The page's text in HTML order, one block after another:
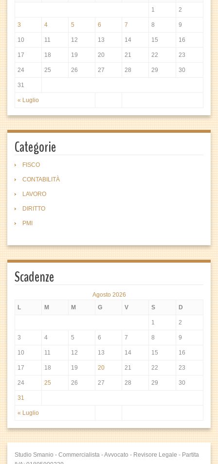
« Luglio
1 2
3 4 5 6 7 8 9
10 11 12 13 14 15 16
17 18 19 20 21 22 23
24 25 26 27 28 29 30
31
Categorie
FISCO
CONTABILITÀ
LAVORO
DIRITTO
PMI
Scadenze
Agosto 2026
L
M M G V S D
« Luglio
1 2
3 4 5 6 7 8 9
10 11 12 13 14 15 16
17 18 19 20 21 22 23
24 25 26 27 28 29 30
31
Studio Smanio - Commercialista - Avvocato - Revisore Legale - Partita